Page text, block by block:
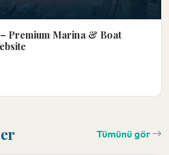
Premium Marina & Boat
Tümünü gör